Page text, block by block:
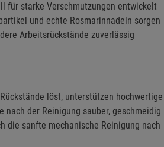
für starke Verschmutzungen entwickelt
und echte Rosmarinnadeln sorgen
Arbeitsrückstände zuverlässig
löst, unterstützen hochwertige
der Reinigung sauber, geschmeidig
die sanfte mechanische Reinigung nach